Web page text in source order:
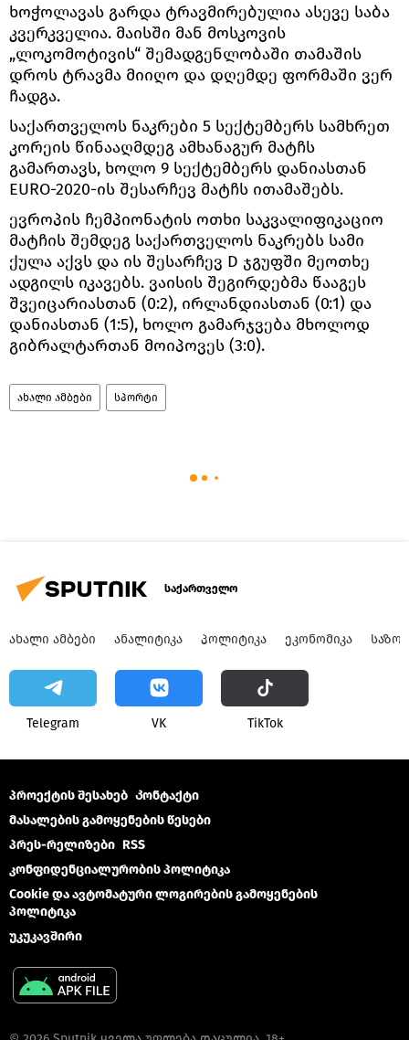
ხოჭოლავას გარდა ტრავმირებულია ასევე საბა
კვერკველია. მაისში მან მოსკოვის
„ლოკომოტივის“ შემადგენლობაში თამაშის
დროს ტრავმა მიიღო და დღემდე ფორმაში ვერ
ჩადგა.
საქართველოს ნაკრები 5 სექტემბერს სამხრეთ
კორეის წინააღმდეგ ამხანაგურ მატჩს
გამართავს, ხოლო 9 სექტემბერს დანიასთან
EURO-2020-ის შესარჩევ მატჩს ითამაშებს.
ევროპის ჩემპიონატის ოთხი საკვალიფიკაციო
მატჩის შემდეგ საქართველოს ნაკრებს სამი
ქულა აქვს და ის შესარჩევ D ჯგუფში მეოთხე
ადგილს იკავებს. ვაისის შეგირდებმა წააგეს
შვეიცარიასთან (0:2), ირლანდიასთან (0:1) და
დანიასთან (1:5), ხოლო გამარჯვება მხოლოდ
გიბრალტართან მოიპოვეს (3:0).
ახალი ამბები სპორტი
საქართველო
ᲐᲮᲐᲚᲘ ᲐᲛᲑᲔᲑᲘ ᲐᲜᲐᲚᲘᲢᲘᲙᲐ ᲞᲝᲚᲘᲢᲘᲙᲐ ᲔᲙᲝᲜᲝᲛᲘᲙᲐ
Telegram VK ТikТоk
პროექტის შესახებ Კონტაქტი
მასალების გამოყენების წესები
პრეს-რელიზები RSS
კონფიდენციალურობის პოლიტიკა
Cookie და ავტომატური ლოგირების გამოყენების
პოლიტიკა
უკუკავშირი